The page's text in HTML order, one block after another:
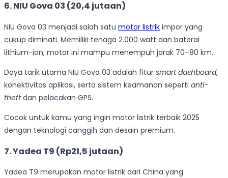
6. NIU Gova 03 (20,4 jutaan)
NIU Gova 03 menjadi salah satu motor listrik impor yang
cukup diminati. Memiliki tenaga 2.000 watt dan baterai
lithium-ion, motor ini mampu menempuh jarak 70–80 km.
Daya tarik utama NIU Gova 03 adalah fitur smart dashboard,
konektivitas aplikasi, serta sistem keamanan seperti anti-
theftdan pelacakan GPS.
Cocok untuk kamu yang ingin motor listrik terbaik 2025
dengan teknologi canggih dan desain premium.
7. Yadea T9 (Rp21,5 jutaan)
Yadea T9 merupakan motor listrik dari China yang